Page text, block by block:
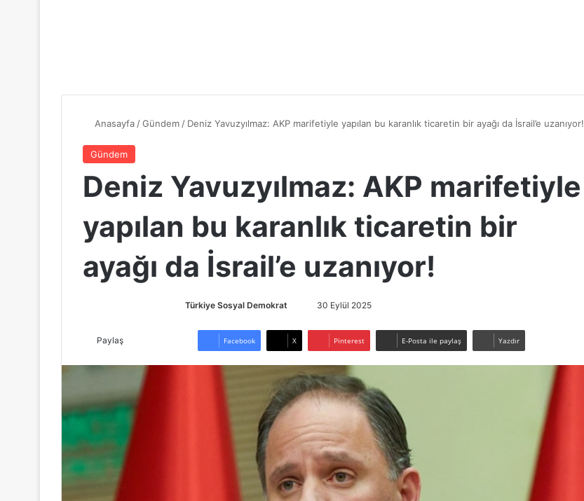
Anasayfa /Gündem / Deniz Yavuzyılmaz: AKP marifetiyle yapılan bu karanlık ticaretin bir ayağı da İsrail’e uzanıyor!
Gündem
Deniz Yavuzyılmaz: AKP marifetiyle
yapılan bu karanlık ticaretin bir
ayağı da İsrail’e uzanıyor!
Türkiye Sosyal Demokrat
-
p
o
g
ö
30 Eylül 2025
Paylaş Facebook X Pinterest E-Posta ile paylaş Yazdır